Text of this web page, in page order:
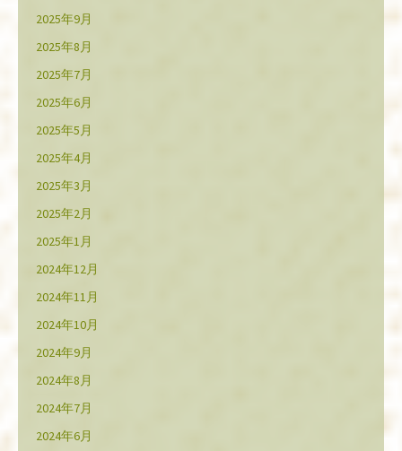
2025年9月
2025年8月
2025年7月
2025年6月
2025年5月
2025年4月
2025年3月
2025年2月
2025年1月
2024年12月
2024年11月
2024年10月
2024年9月
2024年8月
2024年7月
2024年6月